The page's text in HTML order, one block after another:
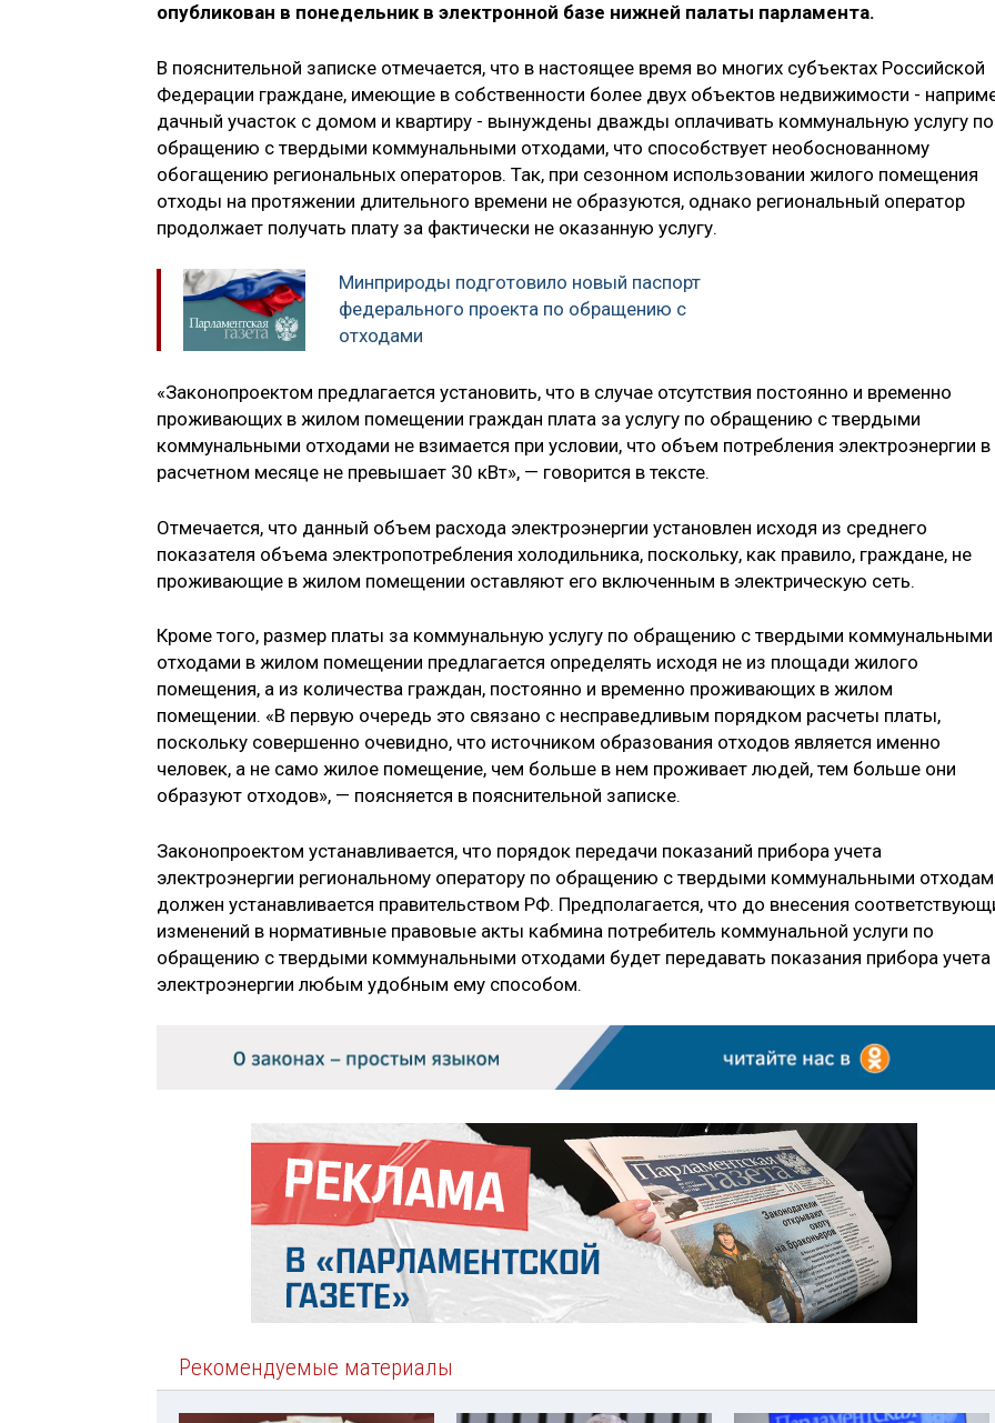
опубликован в понедельник в электронной базе нижней палаты парламента.
В пояснительной записке отмечается, что в настоящее время во многих субъектах Российской
Федерации граждане, имеющие в собственности более двух объектов недвижимости -
дачный участок с домом и квартиру - вынуждены дважды оплачивать коммунальную услугу по
обращению с твердыми коммунальными отходами, что способствует необоснованному
обогащению региональных операторов. Так, при сезонном использовании жилого помещения
отходы на протяжении длительного времени не образуются, однако региональный оператор
продолжает получать плату за фактически не оказанную услугу.
Минприроды подготовило новый паспорт
федерального проекта по обращению c
отходами
«Законопроектом предлагается установить, что в случае отсутствия постоянно и временно
проживающих в жилом помещении граждан плата за услугу по обращению с твердыми
коммунальными отходами не взимается при условии, что объем потребления электроэнергии в
расчетном месяце не превышает 30 кВт», — говорится в тексте.
Отмечается, что данный объем расхода электроэнергии установлен исходя из среднего
показателя объема электропотребления холодильника, поскольку, как правило, граждане, не
проживающие в жилом помещении оставляют его включенным в электрическую сеть.
Кроме того, размер платы за коммунальную услугу по обращению с твердыми коммунальными
отходами в жилом помещении предлагается определять исходя не из площади жилого
помещения, а из количества граждан, постоянно и временно проживающих в жилом
помещении. «В первую очередь это связано с несправедливым порядком расчеты платы,
поскольку совершенно очевидно, что источником образования отходов является именно
человек, а не само жилое помещение, чем больше в нем проживает людей, тем больше они
образуют отходов», — поясняется в пояснительной записке.
Законопроектом устанавливается, что порядок передачи показаний прибора учета
электроэнергии региональному оператору по обращению с твердыми коммунальными
должен устанавливается правительством РФ. Предполагается, что до внесения
изменений в нормативные правовые акты кабмина потребитель коммунальной услуги по
обращению с твердыми коммунальными отходами будет передавать показания прибора учета
электроэнергии любым удобным ему способом.
Рекомендуемые материалы